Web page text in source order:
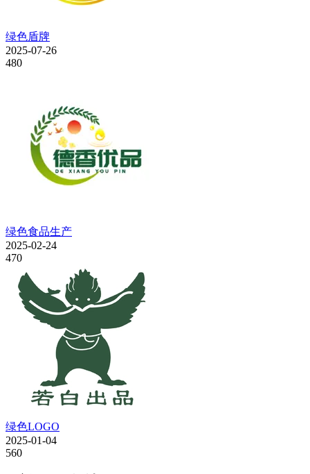
绿色盾牌
2025-07-26
480
绿色食品生产
2025-02-24
470
绿色LOGO
2025-01-04
560